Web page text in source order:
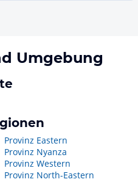
Umgebung
Provinz Eastern
Provinz Nyanza
Provinz Western
Provinz North-Eastern